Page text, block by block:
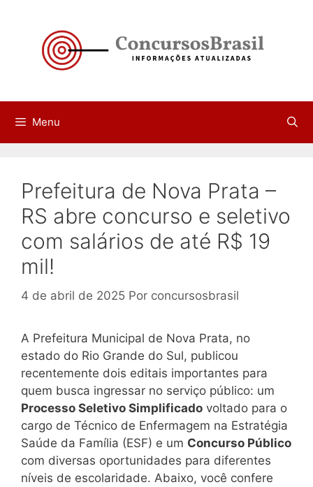
conteúdo
Menu
Prefeitura de Nova Prata –
RS abre concurso e seletivo
com salários de até R$ 19
mil!
4 de abril de 2025 Por concursosbrasil
A Prefeitura Municipal de Nova Prata, no
estado do Rio Grande do Sul, publicou
recentemente dois editais importantes para
quem busca ingressar no serviço público: um
Processo Seletivo Simplificado voltado para o
cargo de Técnico de Enfermagem na Estratégia
Saúde da Família (ESF) e um Concurso Público
com diversas oportunidades para diferentes
níveis de escolaridade. Abaixo, você confere